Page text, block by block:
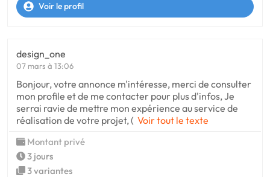
Voir le profil
design_one
07 mars à 13:06
Bonjour, votre annonce m'intéresse, merci de consulter
mon profile et de me contacter pour plus d'infos, Je
serrai ravie de mettre mon expérience au service de
réalisation de votre projet, ( Voir tout le texte
Montant privé
3 jours
3 variantes